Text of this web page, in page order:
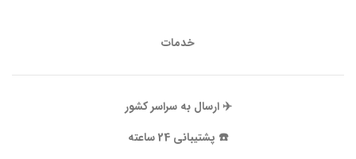
خدمات
✈️ ارسال به سراسر کشور
☎️ پشتیبانی 24 ساعته